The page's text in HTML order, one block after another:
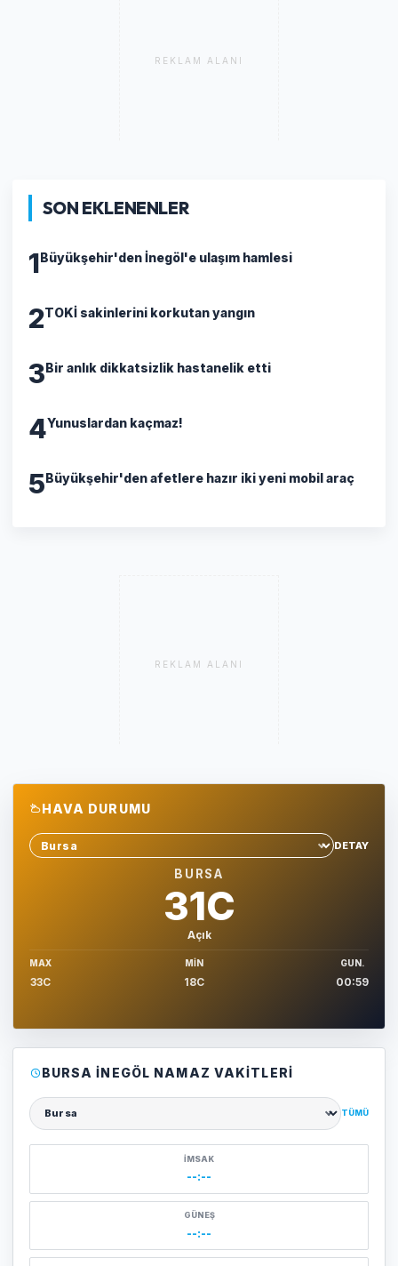
REKLAM ALANI
SON EKLENENLER
1Büyükşehir'den İnegöl'e ulaşım hamlesi
2TOKİ sakinlerini korkutan yangın
3Bir anlık dikkatsizlik hastanelik etti
4Yunuslardan kaçmaz!
5Büyükşehir'den afetlere hazır iki yeni mobil araç
REKLAM ALANI
HAVA DURUMU
Sehir sec
DETAY
BURSA
31C
Açık
MAX
33C
MIN
18C
GUN.
00:59
BURSA İNEGÖL NAMAZ VAKITLERI
Şehir seçin
TÜMÜ
İMSAK
--:--
GÜNEŞ
--:--